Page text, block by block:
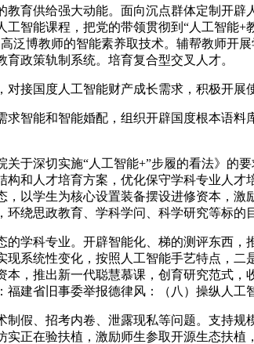
供给强大动能。面向沉点群体定制开辟
智能课程，把党的带领贯彻到“人工智能
泛博教师的智能素养取技术。辅帮教师
政策轨制系统。培育复合型交叉人才。
国度人工智能财产成长需求，积极开展
能和智能婚配，组织开辟国度根本语料
深切实施“人工智能+”步履的看法》的
和人才培育方案，优化保守学科专业人
，以学生为核心设置装备摆设进修资本，
绕思政教育、学科学问、科学研究等标的
科专业。开辟智能化、梯的测评东西，
系统性变化，按照人工智能手艺特点，
，推出新一代聪慧慕课，创育研究范式
建省旧事委举报德律风：（八）操纵人
、招考内卷、泄露现私等问题。支持规
实正在验扶植，激励师生参取开源生态扶